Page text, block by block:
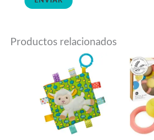
Productos relacionados